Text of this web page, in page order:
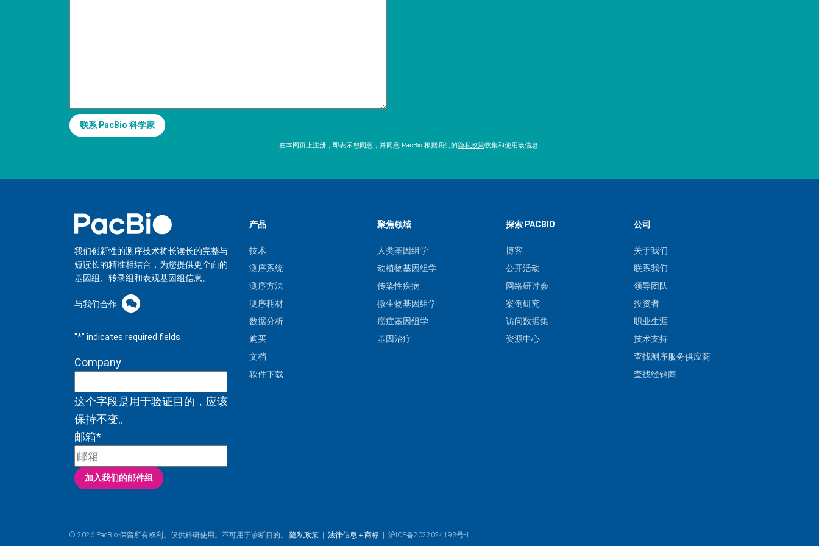
联系 PacBio 科学家
在本网页上注册，即表示您同意，并同意 PacBio 根据我们的隐私政策收集和使用该信息.
我们创新性的测序技术将长读长的完整与
短读长的精准相结合，为您提供更全面的
基因组、转录组和表观基因组信息。
与我们合作
"*" indicates required fields
Company
这个字段是用于验证目的，应该
保持不变。
邮箱*
加入我们的邮件组
产品
技术
测序系统
测序方法
测序耗材
数据分析
购买
文档
软件下载
聚焦领域
人类基因组学
动植物基因组学
传染性疾病
微生物基因组学
癌症基因组学
基因治疗
探索 PACBIO
博客
公开活动
网络研讨会
案例研究
访问数据集
资源中心
公司
关于我们
联系我们
领导团队
投资者
职业生涯
技术支持
查找测序服务供应商
查找经销商
© 2026 PacBio.保留所有权利。仅供科研使用。不可用于诊断目的。 隐私政策 | 法律信息＋商标 | 沪ICP备2022024193号-1